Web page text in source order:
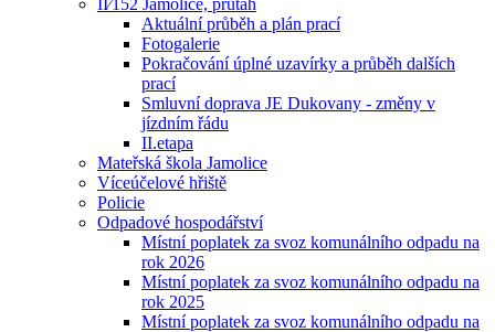
II⁄152 Jamolice, průtah
Aktuální průběh a plán prací
Fotogalerie
Pokračování úplné uzavírky a průběh dalších
prací
Smluvní doprava JE Dukovany - změny v
jízdním řádu
II.etapa
Mateřská škola Jamolice
Víceúčelové hřiště
Policie
Odpadové hospodářství
Místní poplatek za svoz komunálního odpadu na
rok 2026
Místní poplatek za svoz komunálního odpadu na
rok 2025
Místní poplatek za svoz komunálního odpadu na